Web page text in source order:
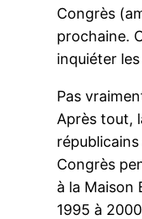
Congrès
prochaine.
inquiéter
Pas
Après tout,
Congrès
à la Maison
1995 à